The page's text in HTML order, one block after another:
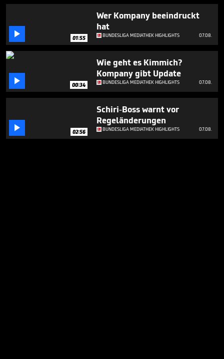
 01:55
Wer Kompany beeindruckt
hat
BUNDESLIGA MEDIATHEK HIGHLIGHTS 07.08.
 00:34
Wie geht es Kimmich?
Kompany gibt Update
BUNDESLIGA MEDIATHEK HIGHLIGHTS 07.08.
 02:56
Schiri-Boss warnt vor
Regeländerungen
BUNDESLIGA MEDIATHEK HIGHLIGHTS 07.08.